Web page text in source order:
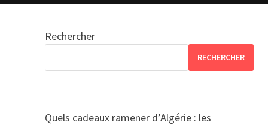
Rechercher
RECHERCHER
Quels cadeaux ramener d’Algérie : les